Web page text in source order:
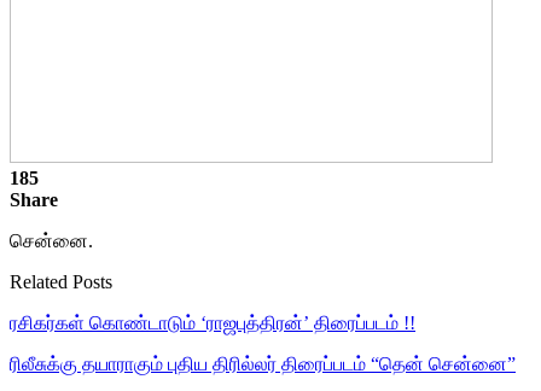
185
Share
சென்னை.
Related Posts
ரசிகர்கள் கொண்டாடும் ‘ராஜபுத்திரன்’ திரைப்படம் !!
ரிலீசுக்கு தயாராகும் புதிய திரில்லர் திரைப்படம் “தென் சென்னை”